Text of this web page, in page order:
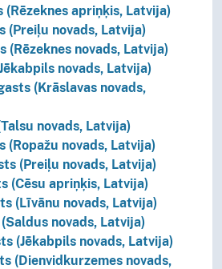
(Rēzeknes apriņķis, Latvija)
(Preiļu novads, Latvija)
(Rēzeknes novads, Latvija)
novads, Latvija)
(Krāslavas novads,
novads, Latvija)
(Ropažu novads, Latvija)
(Preiļu novads, Latvija)
(Cēsu apriņķis, Latvija)
(Līvānu novads, Latvija)
novads, Latvija)
(Jēkabpils novads, Latvija)
(Dienvidkurzemes novads,